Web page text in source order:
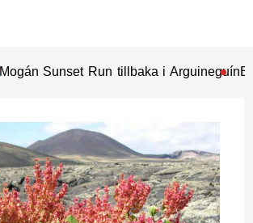
Mogán Sunset Run tillbaka i Arguineguín